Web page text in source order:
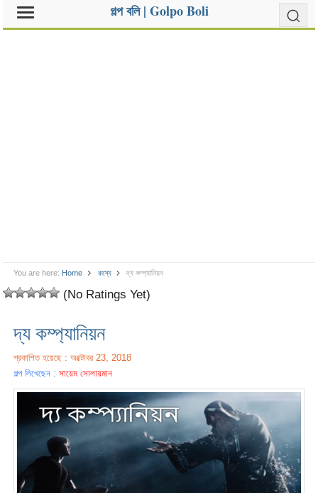
গল্প বলি | Golpo Boli
You are here: Home রহস্য দ্য কম্প্যানিয়ন
(No Ratings Yet)
দ্য কম্প্যানিয়ন
প্রকাশিত হয়েছে : অক্টোবর 23, 2018
গল্প লিখেছেন :সায়েম সোলায়মান